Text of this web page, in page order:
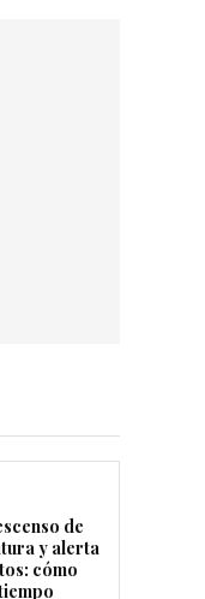
de
y alerta
cómo